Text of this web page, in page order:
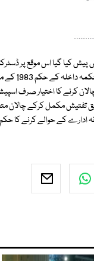
پیش کیا گیا اس موقع پر
عبدالواحد ، پبلک
کرنے کا اختیار صرف
تفتیش مکمل کرکے چالان
کے حوالے کرنے کا حکم